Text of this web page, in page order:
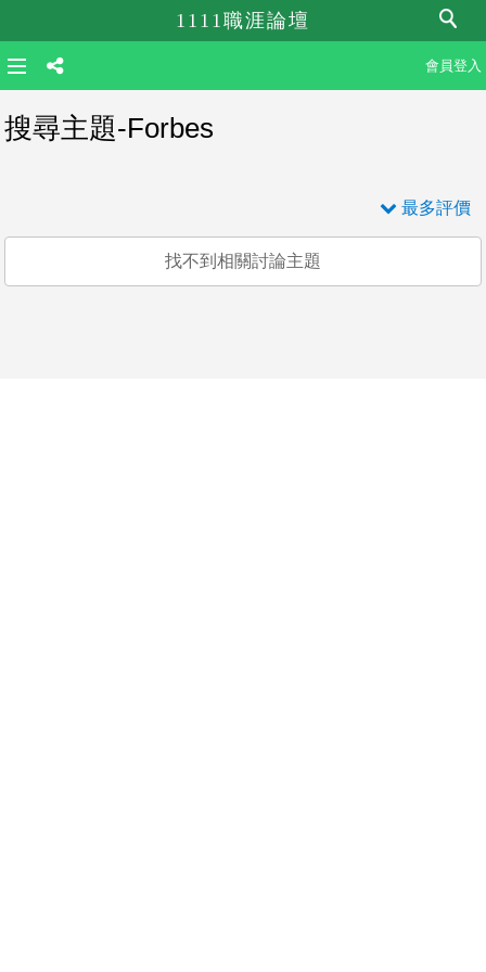
1111職涯論壇
會員登入
搜尋主題-Forbes
最多評價
找不到相關討論主題